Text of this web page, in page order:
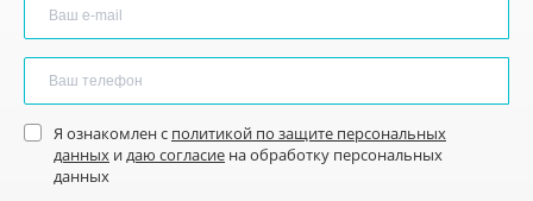
Я ознакомлен с политикой по защите персональных
данных идаю согласие на обработку персональных
данных